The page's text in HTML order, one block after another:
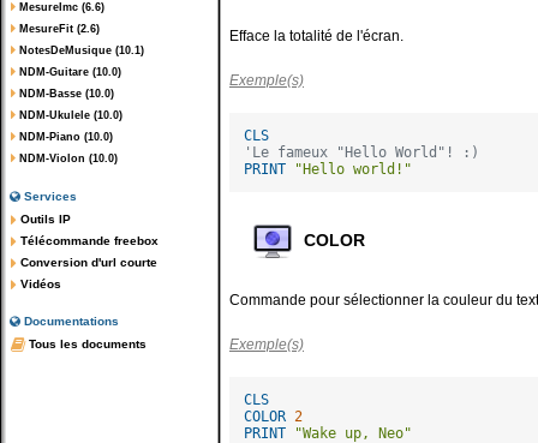
MesureImc (6.6)
MesureFit (2.6)
NotesDeMusique (10.1)
NDM-Guitare (10.0)
NDM-Basse (10.0)
NDM-Ukulele (10.0)
NDM-Piano (10.0)
NDM-Violon (10.0)
Services
Outils IP
Télécommande freebox
Conversion d'url courte
Vidéos
Documentations
Tous les documents
Efface la totalité de l'écran.
Exemple(s)
CLS
'Le fameux "Hello World"! :)
PRINT
"Hello world!"
COLOR
Commande pour sélectionner la couleur du
Exemple(s)
CLS
COLOR 2
PRINT
"Wake up, Neo"